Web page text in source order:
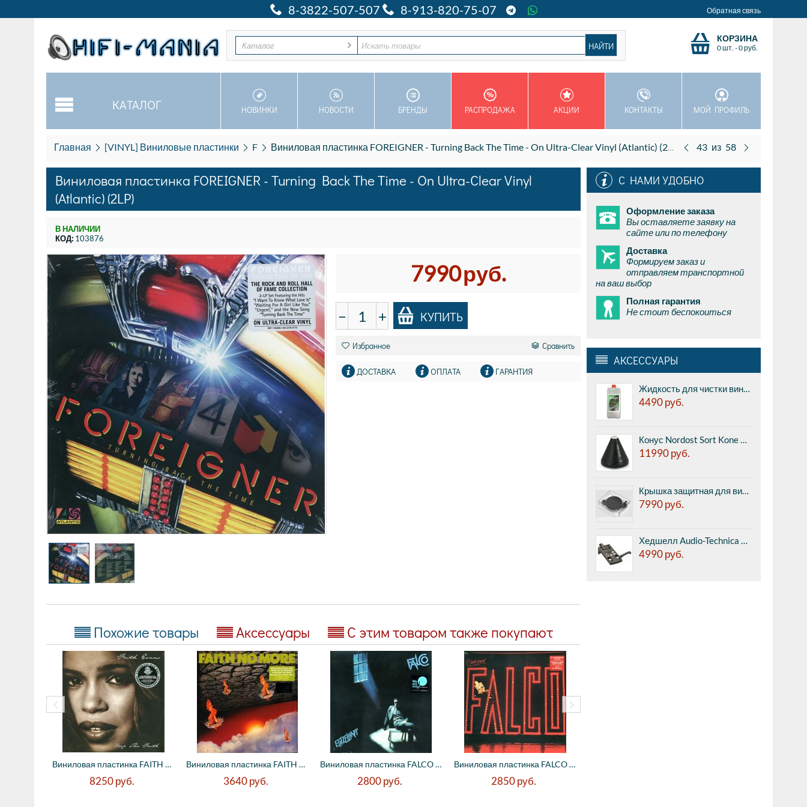
8-3822-507-507 8-913-820-75-07 Обратная связь
Каталог
КОРЗИНА
0 шт. -0руб.
КАТАЛОГ НОВИНКИ НОВОСТИ БРЕНДЫ РАСПРОДАЖА АКЦИИ КОНТАКТЫ МОЙ ПРОФИЛЬ
Главная [VINYL] Виниловые пластинки F Виниловая пластинка FOREIGNER - Turning Back The Time - On Ultra-Clear Vinyl (Atlantic) (2LP) 43 из 58
Виниловая пластинка FOREIGNER - Turning Back The Time - On Ultra-Clear Vinyl
(Atlantic) (2LP)
В НАЛИЧИИ
КОД: 103876
7990руб.
− + КУПИТЬ
Избранное Сравнить
ДОСТАВКА ОПЛАТА ГАРАНТИЯ
Похожие товары Аксессуары С этим товаром также покупают
Виниловая пластинка FAITH EVANS - Keep Th...
8250 руб.
Виниловая пластинка FAITH NO MORE - The R...
3640 руб.
Виниловая пластинка FALCO - Einzelhaft (S...
2800 руб.
Виниловая пластинка FALCO - Emotional - 3...
2850 руб.
С НАМИ УДОБНО
Оформление заказа
Вы оставляете заявку на
сайте или по телефону
Доставка
Формируем заказ и
отправляем транспортной
на ваш выбор
Полная гарантия
Не стоит беспокоиться
АКСЕССУАРЫ
Жидкость для чистки виниловых пластинок Hannl X2000 1литр - для моющих машинок, готовая к использованию, made in Germany.
4490руб.
Конус Nordost Sort Kone AC - aluminium + ceramic, антивибрационная подставка, цена за 1шт.
11990руб.
Крышка защитная для винилового проигрывателя Pro-Ject COVER IT E
7990руб.
Хедшелл Audio-Technica AT-HS10 BK черный - Хедшелл универсальный c золотыми контактами, корпус из алюминия, 10 г, цвет черный
4990руб.